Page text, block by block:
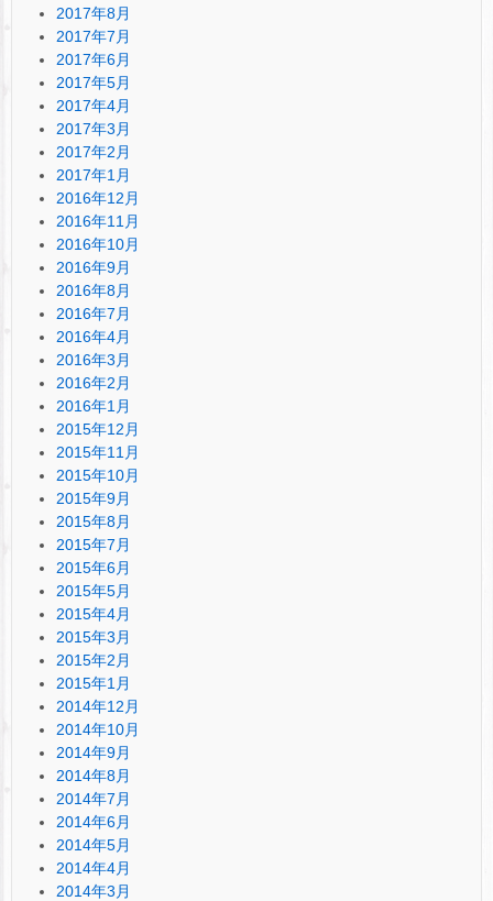
2017年8月
2017年7月
2017年6月
2017年5月
2017年4月
2017年3月
2017年2月
2017年1月
2016年12月
2016年11月
2016年10月
2016年9月
2016年8月
2016年7月
2016年4月
2016年3月
2016年2月
2016年1月
2015年12月
2015年11月
2015年10月
2015年9月
2015年8月
2015年7月
2015年6月
2015年5月
2015年4月
2015年3月
2015年2月
2015年1月
2014年12月
2014年10月
2014年9月
2014年8月
2014年7月
2014年6月
2014年5月
2014年4月
2014年3月